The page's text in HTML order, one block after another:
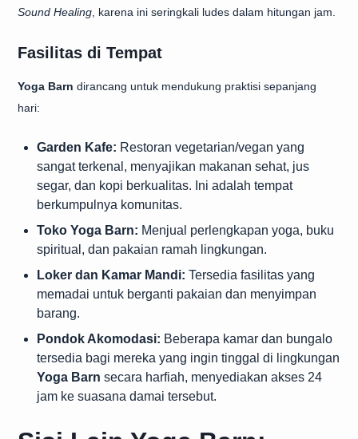
Sound Healing , karena ini seringkali ludes dalam hitungan jam.
Fasilitas di Tempat
Yoga Barn dirancang untuk mendukung praktisi sepanjang
hari:
Garden Kafe: Restoran vegetarian/vegan yang
sangat terkenal, menyajikan makanan sehat, jus
segar, dan kopi berkualitas. Ini adalah tempat
berkumpulnya komunitas.
Toko Yoga Barn: Menjual perlengkapan yoga, buku
spiritual, dan pakaian ramah lingkungan.
Loker dan Kamar Mandi: Tersedia fasilitas yang
memadai untuk berganti pakaian dan menyimpan
barang.
Pondok Akomodasi: Beberapa kamar dan bungalo
tersedia bagi mereka yang ingin tinggal di lingkungan
Yoga Barn secara harfiah, menyediakan akses 24
jam ke suasana damai tersebut.